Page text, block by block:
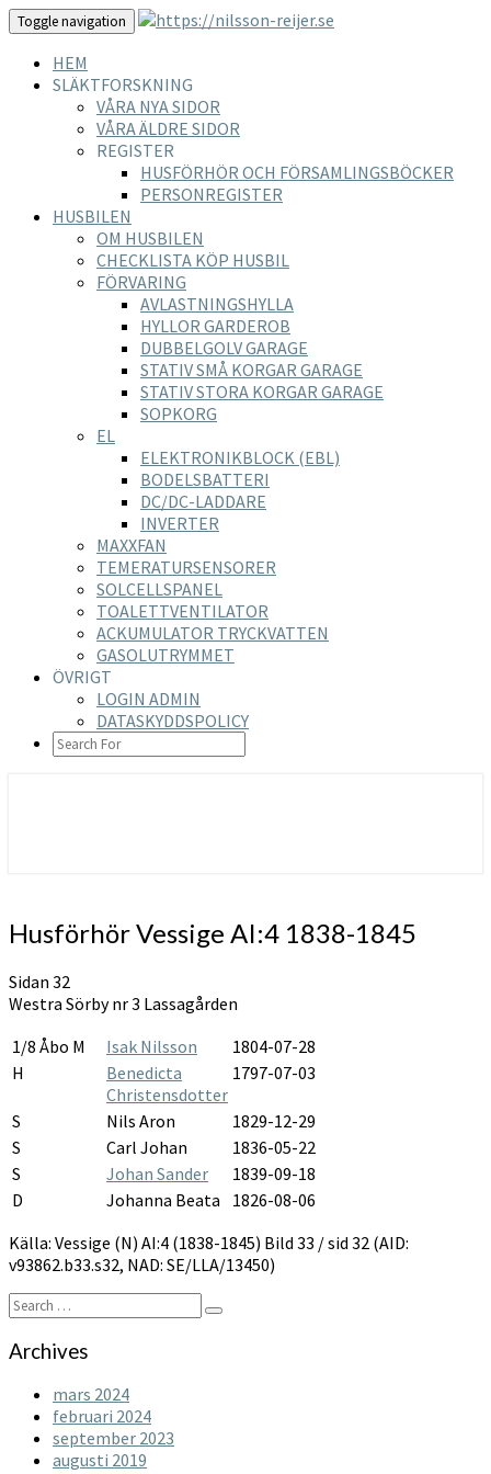
Toggle navigation
HEM
SLÄKTFORSKNING
VÅRA NYA SIDOR
VÅRA ÄLDRE SIDOR
REGISTER
HUSFÖRHÖR OCH FÖRSAMLINGSBÖCKER
PERSONREGISTER
HUSBILEN
OM HUSBILEN
CHECKLISTA KÖP HUSBIL
FÖRVARING
AVLASTNINGSHYLLA
HYLLOR GARDEROB
DUBBELGOLV GARAGE
STATIV SMÅ KORGAR GARAGE
STATIV STORA KORGAR GARAGE
SOPKORG
EL
ELEKTRONIKBLOCK (EBL)
BODELSBATTERI
DC/DC-LADDARE
INVERTER
MAXXFAN
TEMERATURSENSORER
SOLCELLSPANEL
TOALETTVENTILATOR
ACKUMULATOR TRYCKVATTEN
GASOLUTRYMMET
ÖVRIGT
LOGIN ADMIN
DATASKYDDSPOLICY
SEARCH
ICON
Husförhör
Vessige
1838-
1845
Husförhör Vessige AI:4 1838-1845
Sidan 32
Westra Sörby nr 3 Lassagården
1/8 Åbo M
Isak Nilsson
1804-07-28
H
Benedicta
Christensdotter
1797-07-03
S Nils Aron
1829-12-29
S
Carl Johan
1836-05-22
S
Johan Sander
1839-09-18
D
Johanna Beata
1826-08-06
Källa: Vessige (N) AI:4 (1838-1845) Bild 33 / sid 32 (AID:
v93862.b33.s32, NAD: SE/LLA/13450)
Search
for:
Search
Archives
mars 2024
februari 2024
september 2023
augusti 2019